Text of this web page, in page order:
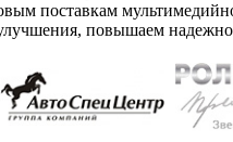
поставкам
повышаем